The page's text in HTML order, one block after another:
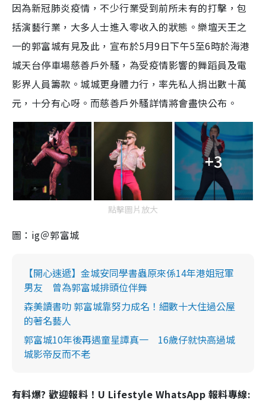
因為新冠肺炎疫情，不少行業受到前所未有的打擊，包
括演藝行業，大多人士進入零收入的狀態。樂壇天王之
一的郭富城有見及此，宣布於5月9日下午5至6時於海港
城天台停車場慈善戶外騷，為受疫情影響的舞蹈員及電
影界人員籌款。城城更身體力行，率先私人捐出數十萬
元，十分有心呀。而慈善戶外騷詳情將會盡快公布。
+3
點擊圖片放大
圖：ig＠郭富城
【開心速遞】金城安同學書蟲原來係14年港姐冠軍
男友 曾為郭富城排頭位伴舞
森美讀書叻 郭富城靠努力成名！細數十大住過公屋
的著名藝人
郭富城10年後再遇童星譚真一 16歲仔就快高過城
城影帝反而不老
有料爆? 歡迎報料！U Lifestyle WhatsApp 報料專線: